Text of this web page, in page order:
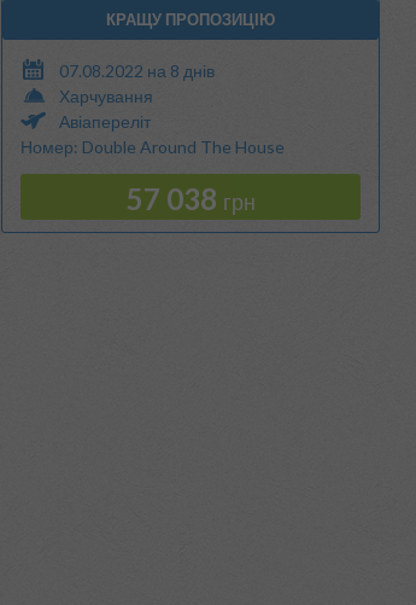
КРАЩУ ПРОПОЗИЦІЮ
07.08.2022 на 8 днів
Харчування
Авіапереліт
Номер: Double Around The House
57 038 грн